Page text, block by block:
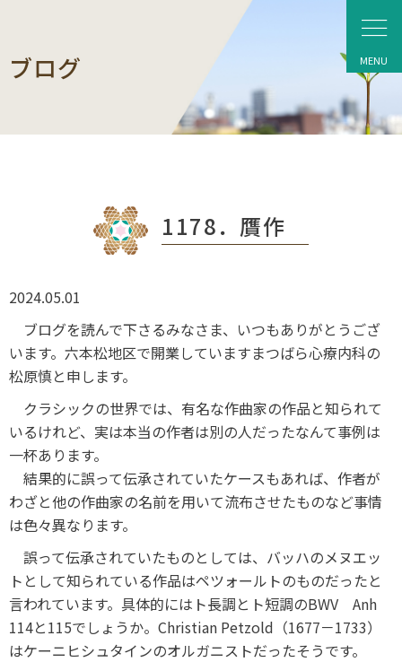
ブログ
1178．贋作
2024.05.01
ブログを読んで下さるみなさま、いつもありがとうござ
います。六本松地区で開業していますまつばら心療内科の
松原慎と申します。
クラシックの世界では、有名な作曲家の作品と知られて
いるけれど、実は本当の作者は別の人だったなんて事例は
一杯あります。
結果的に誤って伝承されていたケースもあれば、作者が
わざと他の作曲家の名前を用いて流布させたものなど事情
は色々異なります。
誤って伝承されていたものとしては、バッハのメヌエッ
トとして知られている作品はペツォールトのものだったと
言われています。具体的にはト長調とト短調のBWV Anh
114と115でしょうか。Christian Petzold（1677－1733）
はケーニヒシュタインのオルガニストだったそうです。